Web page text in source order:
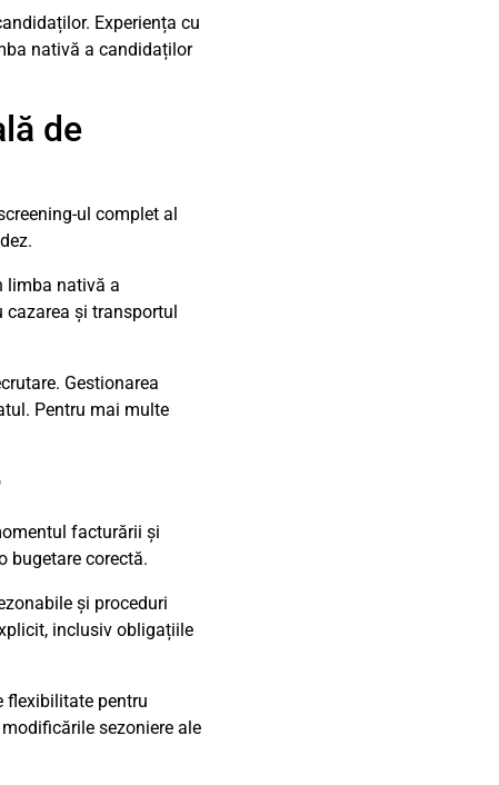
Experiența cu
nativă a candidaților
de
ul complet al
limba nativă a
cazarea și transportul
Gestionarea
Pentru mai multe
facturării și
bugetare corectă.
și proceduri
inclusiv obligațiile
flexibilitate pentru
sezoniere ale